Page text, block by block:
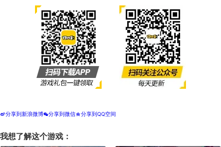
t分享到新浪微博w分享到微信z分享到QQ空间
我想了解这个游戏：